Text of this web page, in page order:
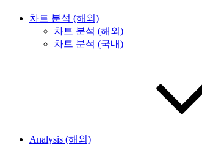
차트 분석 (해외)
차트 분석 (해외)
차트 분석 (국내)
Analysis (해외)